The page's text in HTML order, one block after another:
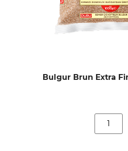
Bulgur Brun Extra